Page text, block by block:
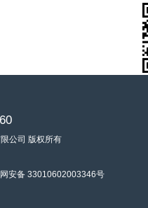
公司 版权所有
安备 33010602003346号